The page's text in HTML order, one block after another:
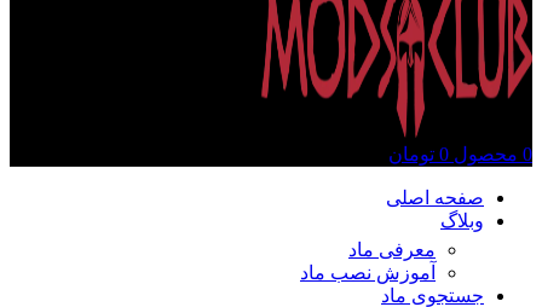
0 محصول 0 تومان
صفحه اصلی
وبلاگ
معرفی ماد
آموزش نصب ماد
جستجوی ماد